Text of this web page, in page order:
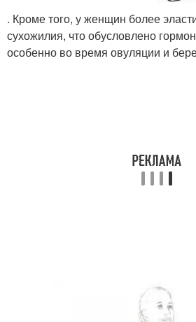
. Кроме того, у женщин более
сухожилия, что обусловлено
особенно во время овуляции и